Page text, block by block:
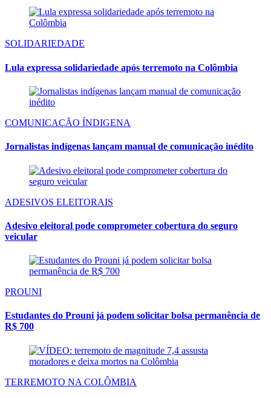
SOLIDARIEDADE
Lula expressa solidariedade após terremoto na Colômbia
COMUNICAÇÃO ÍNDIGENA
Jornalistas indígenas lançam manual de comunicação inédito
ADESIVOS ELEITORAIS
Adesivo eleitoral pode comprometer cobertura do seguro
veicular
PROUNI
Estudantes do Prouni já podem solicitar bolsa permanência de
R$ 700
TERREMOTO NA COLÔMBIA